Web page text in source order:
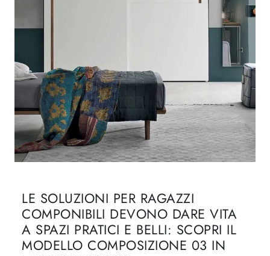
LE SOLUZIONI PER RAGAZZI
COMPONIBILI DEVONO DARE VITA
A SPAZI PRATICI E BELLI: SCOPRI IL
MODELLO COMPOSIZIONE 03 IN